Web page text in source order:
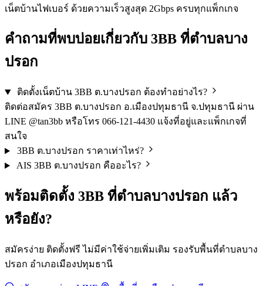
เน็ตบ้านไฟเบอร์ ด้วยความเร็วสูงสุด 2Gbps ครบทุกแพ็กเกจ
คำถามที่พบบ่อยเกี่ยวกับ 3BB ที่ตำบลบาง
ปรอก
ติดตั้งเน็ตบ้าน 3BB ต.บางปรอก ต้องทำอย่างไร?
ติดต่อสมัคร 3BB ต.บางปรอก อ.เมืองปทุมธานี จ.ปทุมธานี ผ่าน
LINE @tan3bb หรือโทร 066-121-4430 แจ้งที่อยู่และแพ็กเกจที่
สนใจ
3BB ต.บางปรอก ราคาเท่าไหร่?
AIS 3BB ต.บางปรอก คืออะไร?
พร้อมติดตั้ง 3BB ที่ตำบลบางปรอก แล้ว
หรือยัง?
สมัครง่าย ติดตั้งฟรี ไม่มีค่าใช้จ่ายเพิ่มเติม รองรับพื้นที่ตำบลบาง
ปรอก อำเภอเมืองปทุมธานี